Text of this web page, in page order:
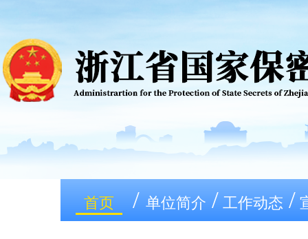
首页 / 单位简介 / 工作动态 /